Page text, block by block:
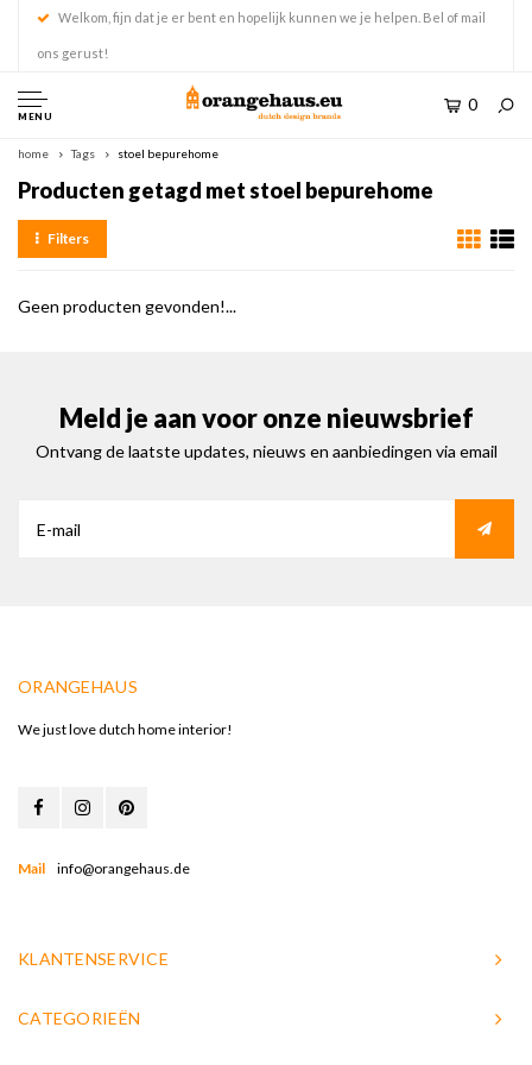
Welkom, fijn dat je er bent en hopelijk kunnen we je helpen. Bel of mail
ons gerust!
MENU
0
home Tags stoel bepurehome
Producten getagd met stoel bepurehome
Filters
Geen producten gevonden!...
Meld je aan voor onze nieuwsbrief
Ontvang de laatste updates, nieuws en aanbiedingen via email
ORANGEHAUS
We just love dutch home interior!
Mail info@orangehaus.de
KLANTENSERVICE
CATEGORIEËN